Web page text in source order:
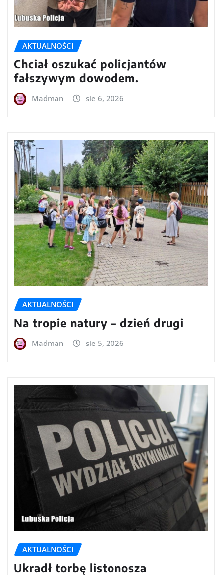
AKTUALNOŚCI
Chciał oszukać policjantów
fałszywym dowodem.
Madman sie 6, 2026
AKTUALNOŚCI
Na tropie natury – dzień drugi
Madman sie 5, 2026
AKTUALNOŚCI
Ukradł torbę listonosza